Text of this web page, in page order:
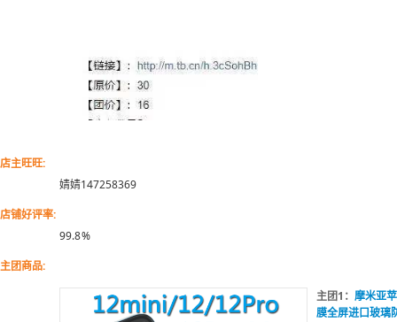
店主旺旺:
婧婧147258369
店铺好评率:
99.8%
主团商品:
主团1： 摩米亚
膜全屏进口玻璃